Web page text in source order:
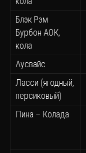
Блэк Рэм
Бурбон АОК,
кола
Аусвайс
Ласси (ягодный,
персиковый)
Пина – Колада